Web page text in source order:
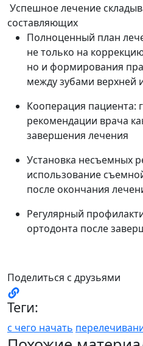
Успешное лечение
составляющих
Полноценный план
не только на
но и формирования
между зубами верхней
Кооперация пациента:
рекомендации врача
завершения лечения
Установка несъемных
использование
после окончания
Регулярный
ортодонта после
Поделиться с друзьями
Теги:
с чего начать